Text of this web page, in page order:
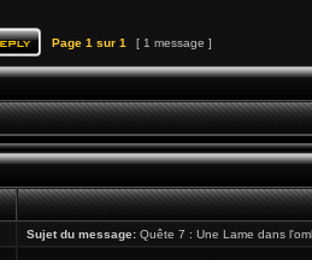
Page 1 sur 1 [ 1 message ]
Sujet du message: Quête 7 : Une Lame dans